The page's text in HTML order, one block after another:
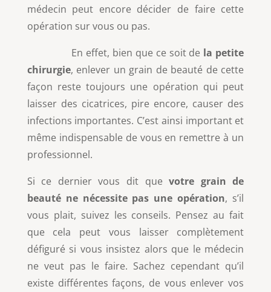
médecin peut encore décider de faire cette
opération sur vous ou pas.
En effet, bien que ce soit de la petite
chirurgie, enlever un grain de beauté de cette
façon reste toujours une opération qui peut
laisser des cicatrices, pire encore, causer des
infections importantes. C’est ainsi important et
même indispensable de vous en remettre à un
professionnel.
Si ce dernier vous dit quevotre grain de
beauté ne nécessite pas une opération, s’il
vous plait, suivez les conseils. Pensez au fait
que cela peut vous laisser complètement
défiguré si vous insistez alors que le médecin
ne veut pas le faire. Sachez cependant qu’il
existe différentes façons, de vous enlever vos